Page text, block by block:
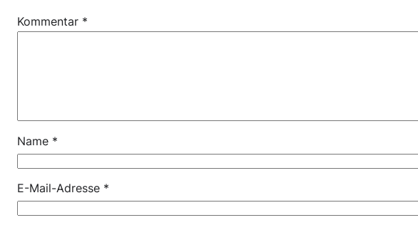
Kommentar *
Name *
E-Mail-Adresse *